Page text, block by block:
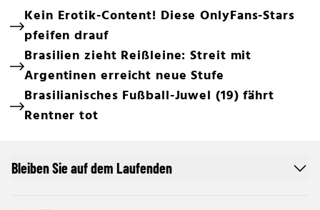
Kein Erotik-Content! Diese OnlyFans-Stars
pfeifen drauf
Brasilien zieht Reißleine: Streit mit
Argentinen erreicht neue Stufe
Brasilianisches Fußball-Juwel (19) fährt
Rentner tot
Bleiben Sie auf dem Laufenden